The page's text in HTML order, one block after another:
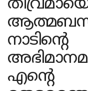
നാടിന്റെ
എന്റെ